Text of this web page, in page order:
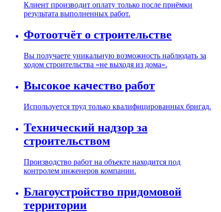
Клиент производит оплату только после приёмки
результата выполненных работ.
Фотоотчёт о строительстве
Вы получаете уникальную возможность наблюдать за
ходом строительства «не выходя из дома».
Высокое качество работ
Используется труд только квалифицированных бригад.
Технический надзор за
строительством
Производство работ на объекте находится под
контролем инженеров компании.
Благоустройство придомовой
территории